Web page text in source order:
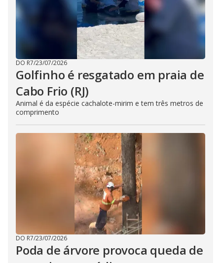
DO R7/23/07/2026
Golfinho é resgatado em praia de
Cabo Frio (RJ)
Animal é da espécie cachalote-mirim e tem três metros de
comprimento
DO R7/23/07/2026
Poda de árvore provoca queda de